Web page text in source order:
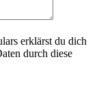
erklärst du dich
durch diese